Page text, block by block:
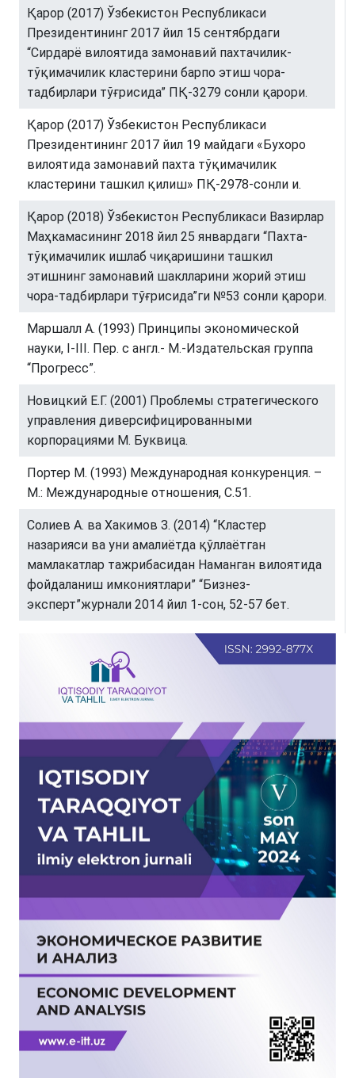
Қарор (2017) Ўзбекистон Республикаси
Президентининг 2017 йил 15 сентябрдаги
“Сирдарё вилоятида замонавий пахтачилик-
тўқимачилик кластерини барпо этиш чора-
тадбирлари тўғрисида” ПҚ-3279 сонли қарори.
Қарор (2017) Ўзбекистон Республикаси
Президентининг 2017 йил 19 майдаги «Бухоро
вилоятида замонавий пахта тўқимачилик
кластерини ташкил қилиш» ПҚ-2978-сонли и.
Қарор (2018) Ўзбекистон Республикаси Вазирлар
Маҳкамасининг 2018 йил 25 январдаги “Пахта-
тўқимачилик ишлаб чиқаришини ташкил
этишнинг замонавий шаклларини жорий этиш
чора-тадбирлари тўғрисида”ги №53 сонли қарори.
Маршалл А. (1993) Принципы экономической
науки, I-III. Пер. с англ.- М.-Издательская группа
“Прогресс”.
Новицкий Е.Г. (2001) Проблемы стратегического
управления диверсифицированными
корпорациями М. Буквица.
Портер М. (1993) Международная конкуренция. –
М.: Международные отношения, С.51.
Солиев А. ва Хакимов З. (2014) “Кластер
назарияси ва уни амалиётда қўллаётган
мамлакатлар тажрибасидан Наманган вилоятида
фойдаланиш имкониятлари” “Бизнез-
эксперт”журнали 2014 йил 1-сон, 52-57 бет.